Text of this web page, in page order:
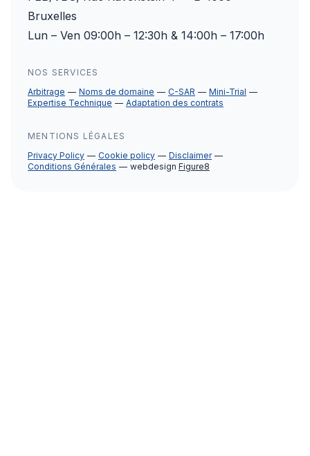
Bruxelles
Lun – Ven 09:00h – 12:30h & 14:00h – 17:00h
NOS SERVICES
Arbitrage
Noms de domaine C-SAR
Mini-Trial
Expertise Technique
Adaptation des contrats
MENTIONS LÉGALES
Privacy Policy
Cookie policy
Disclaimer
Conditions Générales
webdesign Figure8